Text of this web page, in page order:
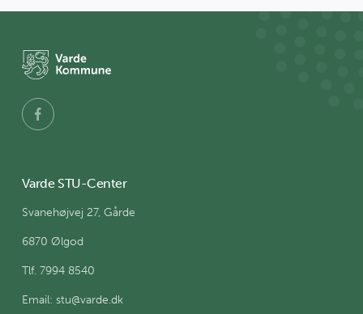
Varde STU-Center
Svanehøjvej 27, Gårde
6870 Ølgod
Tlf. 7994 8540
Email: stu@varde.dk